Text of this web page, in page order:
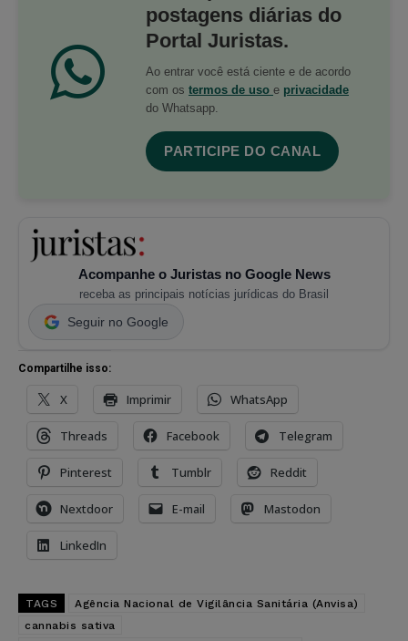
postagens diárias do
Portal Juristas.
Ao entrar você está ciente e de acordo
com os termos de uso e privacidade
do Whatsapp.
PARTICIPE DO CANAL
Acompanhe o Juristas no Google News
receba as principais notícias jurídicas do Brasil
Seguir no Google
Compartilhe isso:
X Imprimir WhatsApp
Threads Facebook Telegram
Pinterest Tumblr Reddit
Nextdoor E-mail Mastodon
LinkedIn
TAGS
Agência Nacional de Vigilância Sanitária (Anvisa)
cannabis sativa